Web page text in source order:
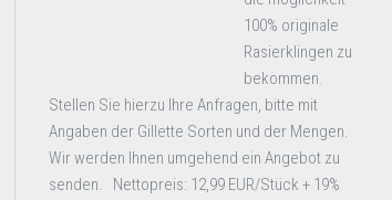
100% originale
Rasierklingen zu
bekommen.
Stellen Sie hierzu Ihre Anfragen, bitte mit
Angaben der Gillette Sorten und der Mengen.
Wir werden Ihnen umgehend ein Angebot zu
senden. Nettopreis: 12,99 EUR/Stück + 19%